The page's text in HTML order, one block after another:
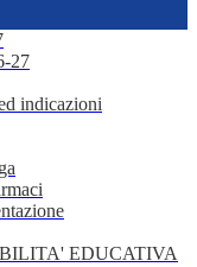
27
indicazioni
EDUCATIVA